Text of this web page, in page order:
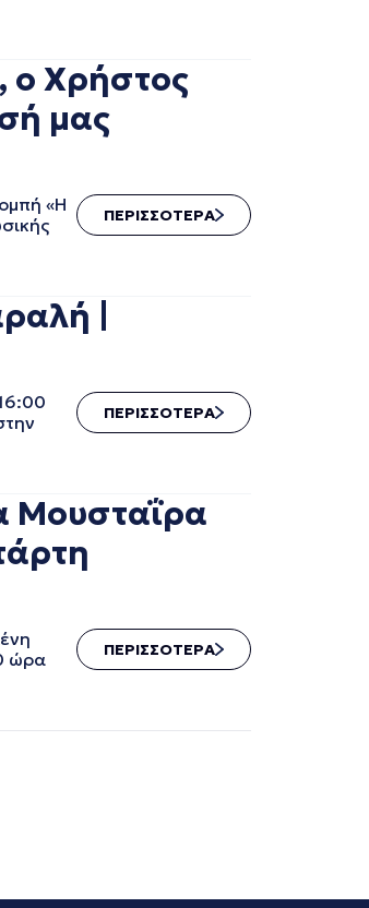
ο Χρήστος
μας
«Η
ΠΕΡΙΣΣΟΤΕΡΑ
|
ΠΕΡΙΣΣΟΤΕΡΑ
Μουσταΐρα
ώρα
ΠΕΡΙΣΣΟΤΕΡΑ